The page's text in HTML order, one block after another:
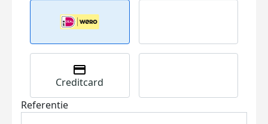
Creditcard
Referentie